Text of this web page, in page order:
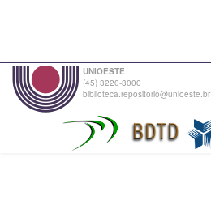
UNIOESTE
(45) 3220-3000
biblioteca.repositorio@unioeste.br